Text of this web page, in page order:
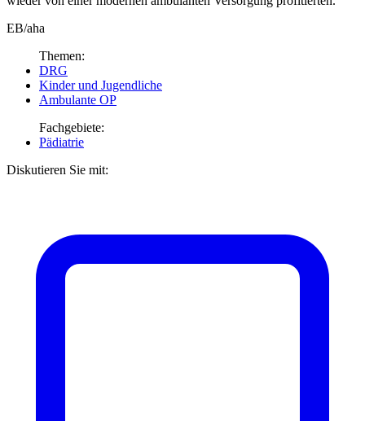
EB/aha
Themen:
DRG
Kinder und Jugendliche
Ambulante OP
Fachgebiete:
Pädiatrie
Diskutieren Sie mit: